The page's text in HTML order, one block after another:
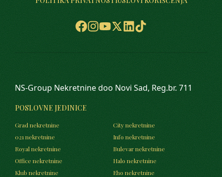
NS-Group Nekretnine doo Novi Sad, Reg.br. 711
POSLOVNE JEDINICE
Grad nekretnine
City nekretnine
021 nekretnine
Info nekretnine
Royal nekretnine
Bulevar nekretnine
Office nekretnine
Halo nekretnine
Klub nekretnine
Eho nekretnine